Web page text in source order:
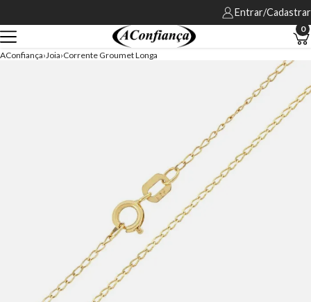
Entrar/Cadastrar
0
AConfiança Joia Corrente Groumet Longa